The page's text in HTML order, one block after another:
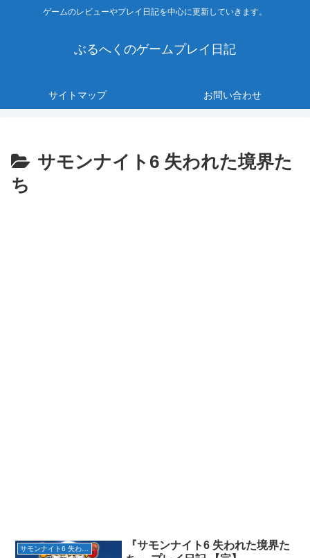
ゲームのレビューやプレイ日記を中心に更新していきます。
ぶるへくのゲームプレイ日記
サイトマップ お問い合わせ
サモンナイト6 失われた境界た
ち
『サモンナイト6 失われた境界た